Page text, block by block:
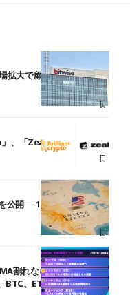
拡大で顧客資産120億ドル
、「Zealy」と提携
公開──14日の委員会採決
割れなら長期下降トレン
BTC、ETH、LINK